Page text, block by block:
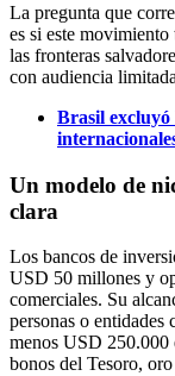
La pregunta que
es si este movimiento
las fronteras
con audiencia
Brasil excluyó
Un modelo de
clara
Los bancos de
USD 50 millones y
comerciales. Su
personas o entidades
menos USD
bonos del Tesoro,